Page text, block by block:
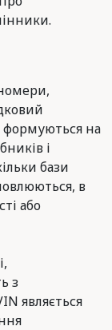
формуються на
і
бази
в
або
з
являється